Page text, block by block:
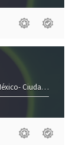
Ciudad de México(CMX)